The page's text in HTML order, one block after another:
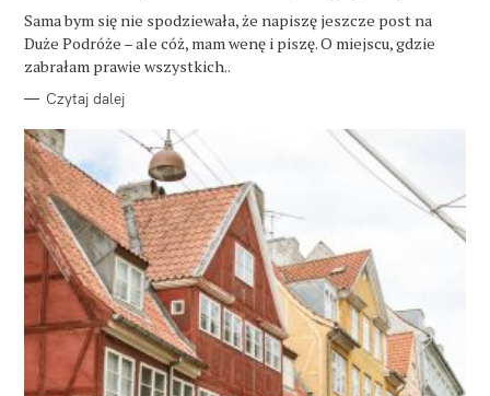
O
R
I
Sama bym się nie spodziewała, że napiszę jeszcze post na
Duże Podróże – ale cóż, mam wenę i piszę. O miejscu, gdzie
zabrałam prawie wszystkich..
Czytaj dalej